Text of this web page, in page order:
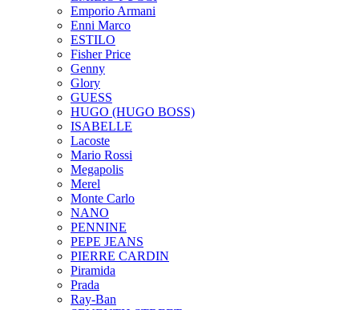
Emporio Armani
Enni Marco
ESTILO
Fisher Price
Genny
Glory
GUESS
HUGO (HUGO BOSS)
ISABELLE
Lacoste
Mario Rossi
Megapolis
Merel
Monte Carlo
NANO
PENNINE
PEPE JEANS
PIERRE CARDIN
Piramida
Prada
Ray-Ban